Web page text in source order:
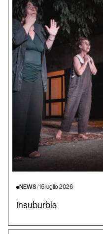
NEWS/15 luglio 2026
Insuburbia